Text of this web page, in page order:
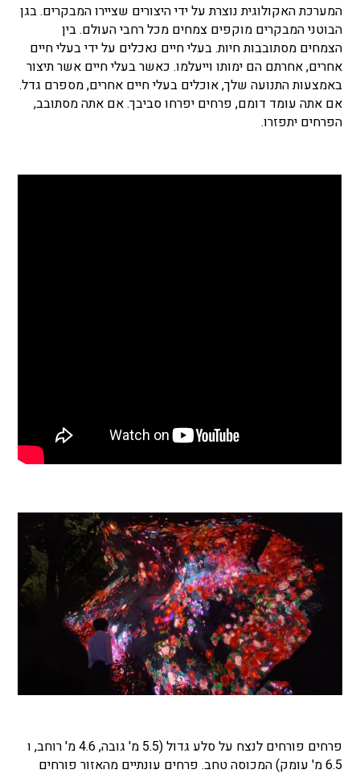
המערכת האקולוגית נוצרת על ידי היצורים שציירו המבקרים. בגן
הבוטני המבקרים מוקפים צמחים מכל רחבי העולם. בין
הצמחים מסתובבות חיות. בעלי חיים נאכלים על ידי בעלי חיים
אחרים, אחרתם הם ימותו וייעלמו. כאשר בעלי חיים אשר תיצור
באמצעות התנועה שלך, אוכלים בעלי חיים אחרים, מספרם גדל.
אם אתה עומד דומם, פרחים יפרחו סביבך. אם אתה מסתובב,
הפרחים יתפזרו.
פרחים פורחים לנצח על סלע גדול (5.5 מ' גובה, 4.6 מ' רוחב, ו
6.5 מ' עומק) המכוסה טחב. פרחים עונתיים מהאזור פורחים